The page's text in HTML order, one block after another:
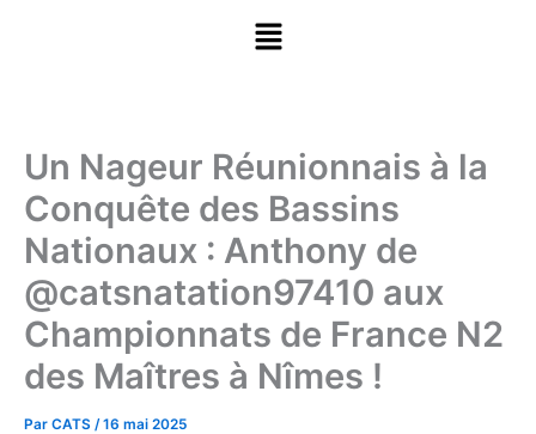
Menu
Un Nageur Réunionnais à la
Conquête des Bassins
Nationaux : Anthony de
@catsnatation97410 aux
Championnats de France N2
des Maîtres à Nîmes !
Par CATS /16 mai 2025